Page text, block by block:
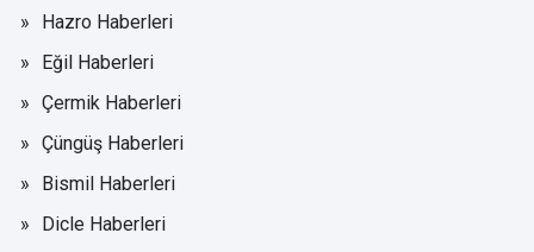
Hazro Haberleri
Eğil Haberleri
Çermik Haberleri
Çüngüş Haberleri
Bismil Haberleri
Dicle Haberleri